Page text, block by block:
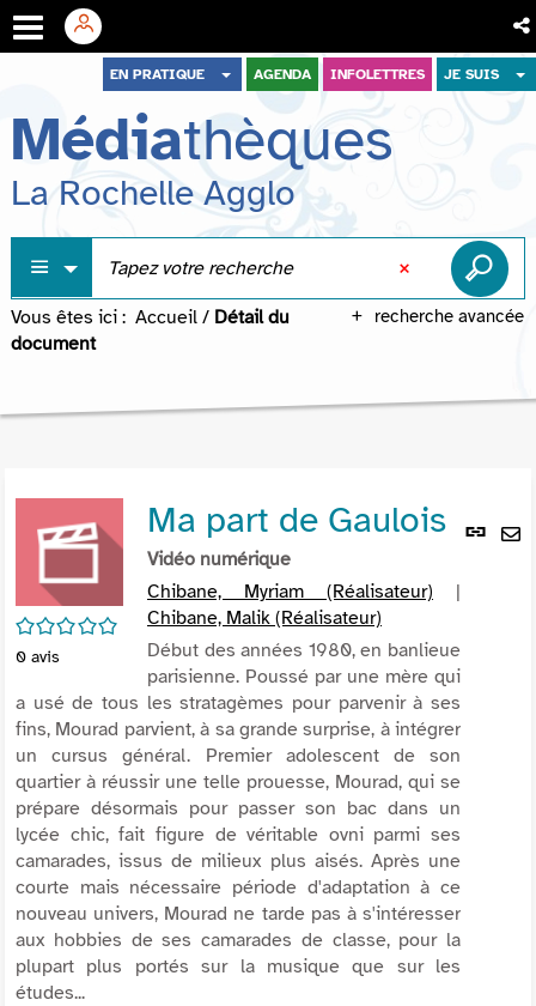
menu
contenu
recherche
EN PRATIQUE AGENDA INFOLETTRES JE SUIS
Médiathèques
La Rochelle Agglo
recherche avancée
Vous êtes ici : Accueil / Détail du
document
Lien
/5
0 avis
Ma part de Gaulois
Vidéo numérique
Chibane, Myriam (Réalisateur) |
Chibane, Malik (Réalisateur)
Début des années 1980, en banlieue
parisienne. Poussé par une mère qui
a usé de tous les stratagèmes pour parvenir à ses
fins, Mourad parvient, à sa grande surprise, à intégrer
un cursus général. Premier adolescent de son
quartier à réussir une telle prouesse, Mourad, qui se
prépare désormais pour passer son bac dans un
lycée chic, fait figure de véritable ovni parmi ses
camarades, issus de milieux plus aisés. Après une
courte mais nécessaire période d'adaptation à ce
nouveau univers, Mourad ne tarde pas à s'intéresser
aux hobbies de ses camarades de classe, pour la
plupart plus portés sur la musique que sur les
études...